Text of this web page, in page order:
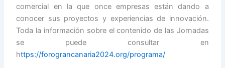
comercial en la que once empresas están dando a
conocer sus proyectos y experiencias de innovación.
Toda la información sobre el contenido de las Jornadas
se puede consultar en
https://forograncanaria2024.org/programa/